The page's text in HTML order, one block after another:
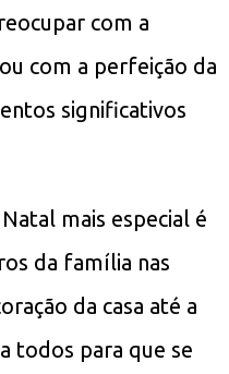
com a
com a perfeição da
significativos
mais especial é
da família nas
da casa até a
todos para que se